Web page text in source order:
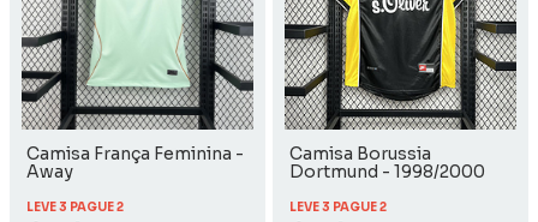
Camisa França Feminina -
Away
LEVE 3 PAGUE 2
Camisa Borussia
Dortmund - 1998/2000
LEVE 3 PAGUE 2